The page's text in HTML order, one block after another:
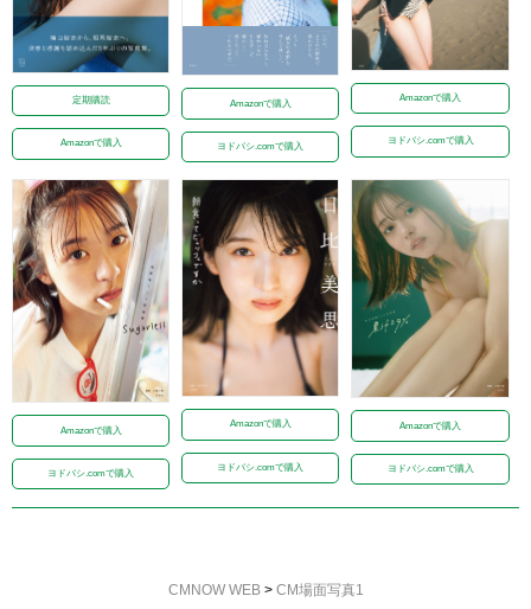
定期購読
Amazonで購入
Amazonで購入
ヨドバシ.comで購入
Amazonで購入
ヨドバシ.comで購入
Amazonで購入
ヨドバシ.comで購入
Amazonで購入
ヨドバシ.comで購入
Amazonで購入
ヨドバシ.comで購入
CMNOW WEB> CM場面写真1